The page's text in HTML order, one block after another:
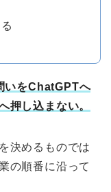
いをChatGPTへ
押し込まない。
決めるものでは
の順番に沿って